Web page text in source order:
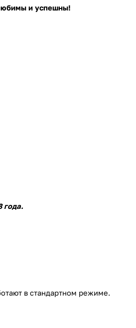
и успешны!
года.
в стандартном режиме.